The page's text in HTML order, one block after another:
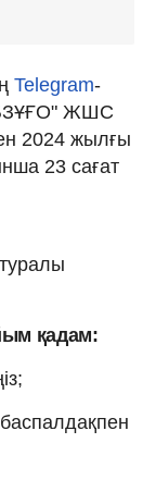
Telegram-
ЖШС
2024 жылғы
23 сағат
қадам: